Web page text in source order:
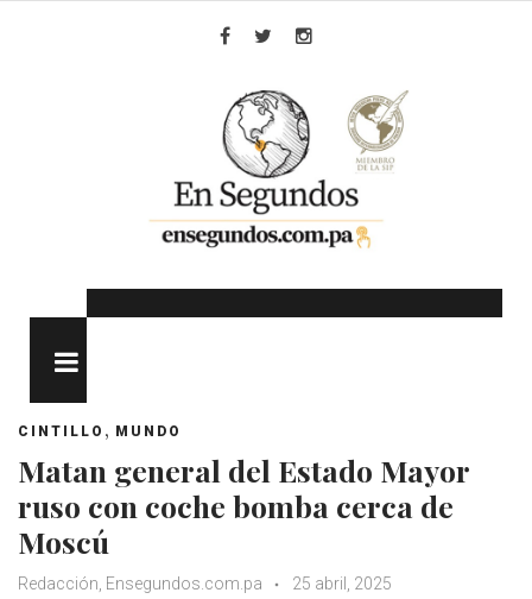
CINTILLO , MUNDO
Matan general del Estado Mayor
ruso con coche bomba cerca de
Moscú
Redacción, Ensegundos.com.pa
25 abril, 2025